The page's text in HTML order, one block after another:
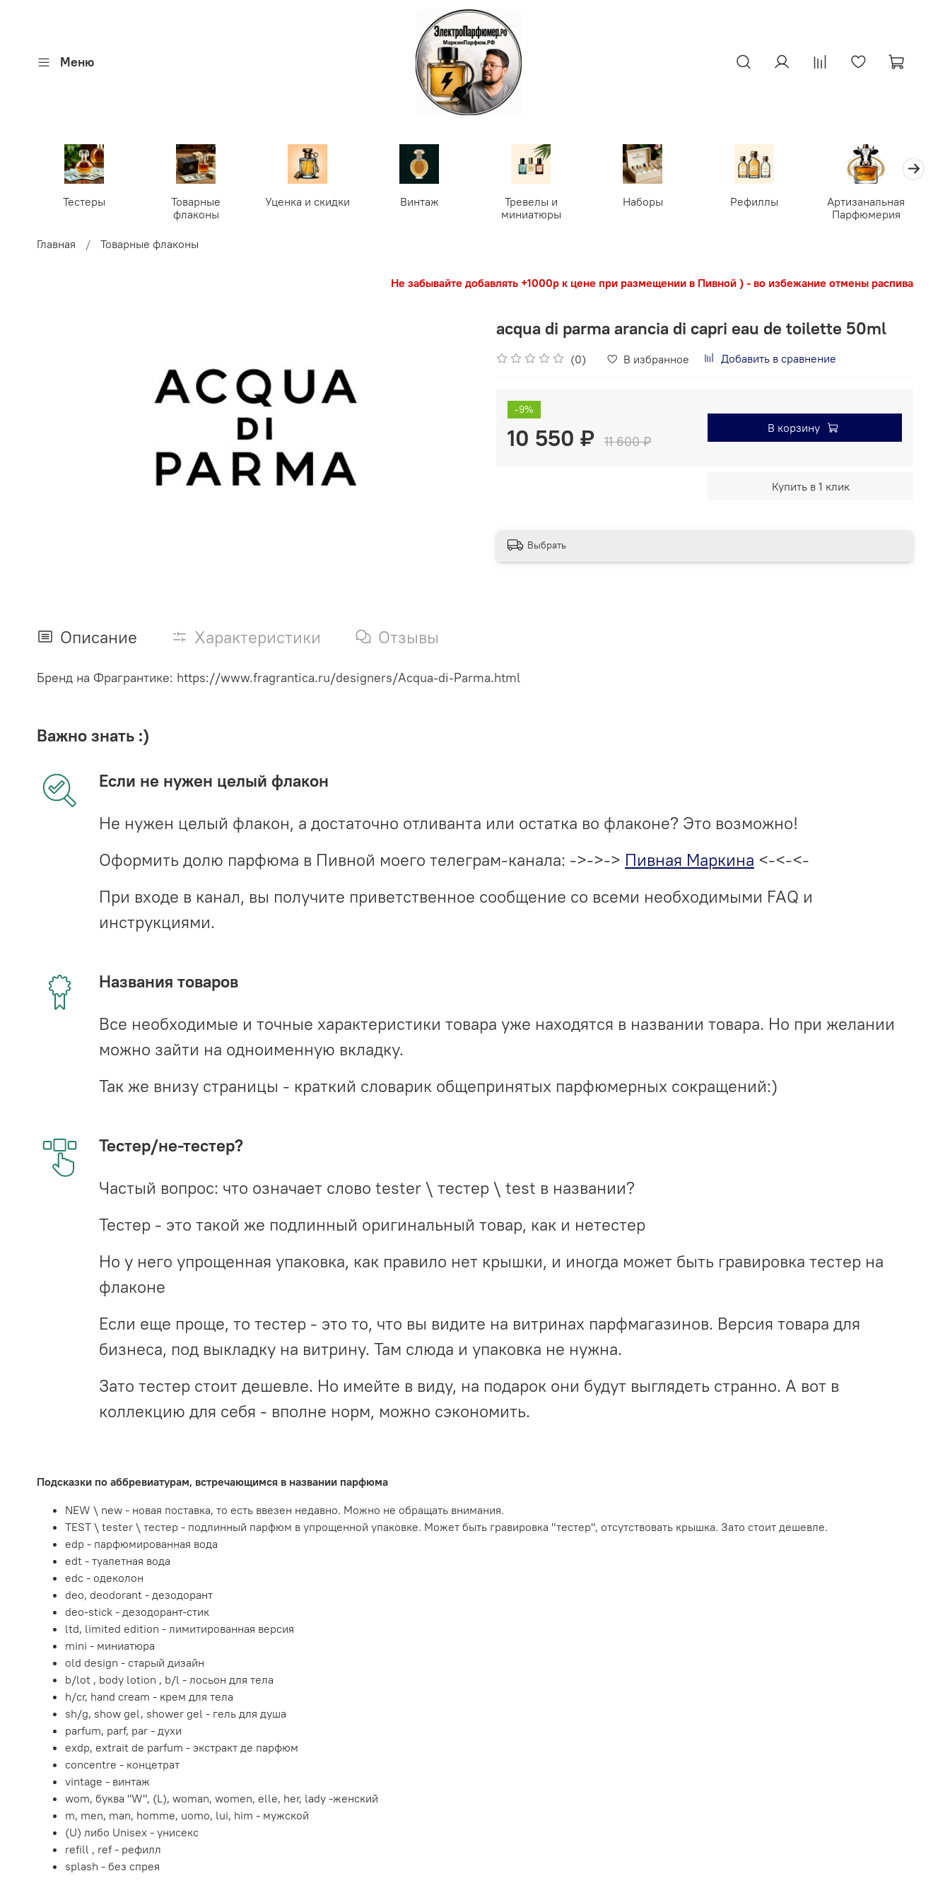
Меню
Тестеры
Товарные
флаконы
Уценка и скидки Винтаж
Тревелы и
миниатюры
Наборы Рефиллы
Артизанальная
Парфюмерия
Главная Товарные флаконы
Не забывайте добавлять +1000р к цене при размещении в Пивной ) - во избежание отмены распива
acqua di parma arancia di capri eau de toilette 50ml
(0) В избранное Добавить в сравнение
-9%
10 550 ₽ 11 600 ₽
В корзину
Купить в 1 клик
Выбрать
Описание Характеристики Отзывы
Бренд на Фрагрантике: https://www.fragrantica.ru/designers/Acqua-di-Parma.html
Важно знать :)
Если не нужен целый флакон
Не нужен целый флакон, а достаточно отливанта или остатка во флаконе? Это возможно!
Оформить долю парфюма в Пивной моего телеграм-канала: ->->-> Пивная Маркина <-<-<-
При входе в канал, вы получите приветственное сообщение со всеми необходимыми FAQ и
инструкциями.
Названия товаров
Все необходимые и точные характеристики товара уже находятся в названии товара. Но при желании
можно зайти на одноименную вкладку.
Так же внизу страницы - краткий словарик общепринятых парфюмерных сокращений:)
Тестер/не-тестер?
Частый вопрос: что означает слово tester \ тестер \ test в названии?
Тестер - это такой же подлинный оригинальный товар, как и нетестер
Но у него упрощенная упаковка, как правило нет крышки, и иногда может быть гравировка тестер на
флаконе
Если еще проще, то тестер - это то, что вы видите на витринах парфмагазинов. Версия товара для
бизнеса, под выкладку на витрину. Там слюда и упаковка не нужна.
Зато тестер стоит дешевле. Но имейте в виду, на подарок они будут выглядеть странно. А вот в
коллекцию для себя - вполне норм, можно сэкономить.
Подсказки по аббревиатурам, встречающимся в названии парфюма
NEW \ new - новая поставка, то есть ввезен недавно. Можно не обращать внимания.
TEST \ tester \ тестер - подлинный парфюм в упрощенной упаковке. Может быть гравировка "тестер", отсутствовать крышка. Зато стоит дешевле.
edp - парфюмированная вода
edt - туалетная вода
edc - одеколон
deo, deodorant - дезодорант
deo-stick - дезодорант-стик
ltd, limited edition - лимитированная версия
mini - миниатюра
old design - старый дизайн
b/lot , body lotion , b/l - лосьон для тела
h/cr, hand cream - крем для тела
sh/g, show gel, shower gel - гель для душа
parfum, parf, par - духи
exdp, extrait de parfum - экстракт де парфюм
concentre - концетрат
vintage - винтаж
wom, буква "W", (L), woman, women, elle, her, lady -женский
m, men, man, homme, uomo, lui, him - мужской
(U) либо Unisex - унисекс
refill , ref - рефилл
splash - без спрея